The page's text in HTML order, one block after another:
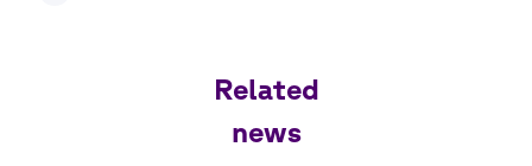
Related
news